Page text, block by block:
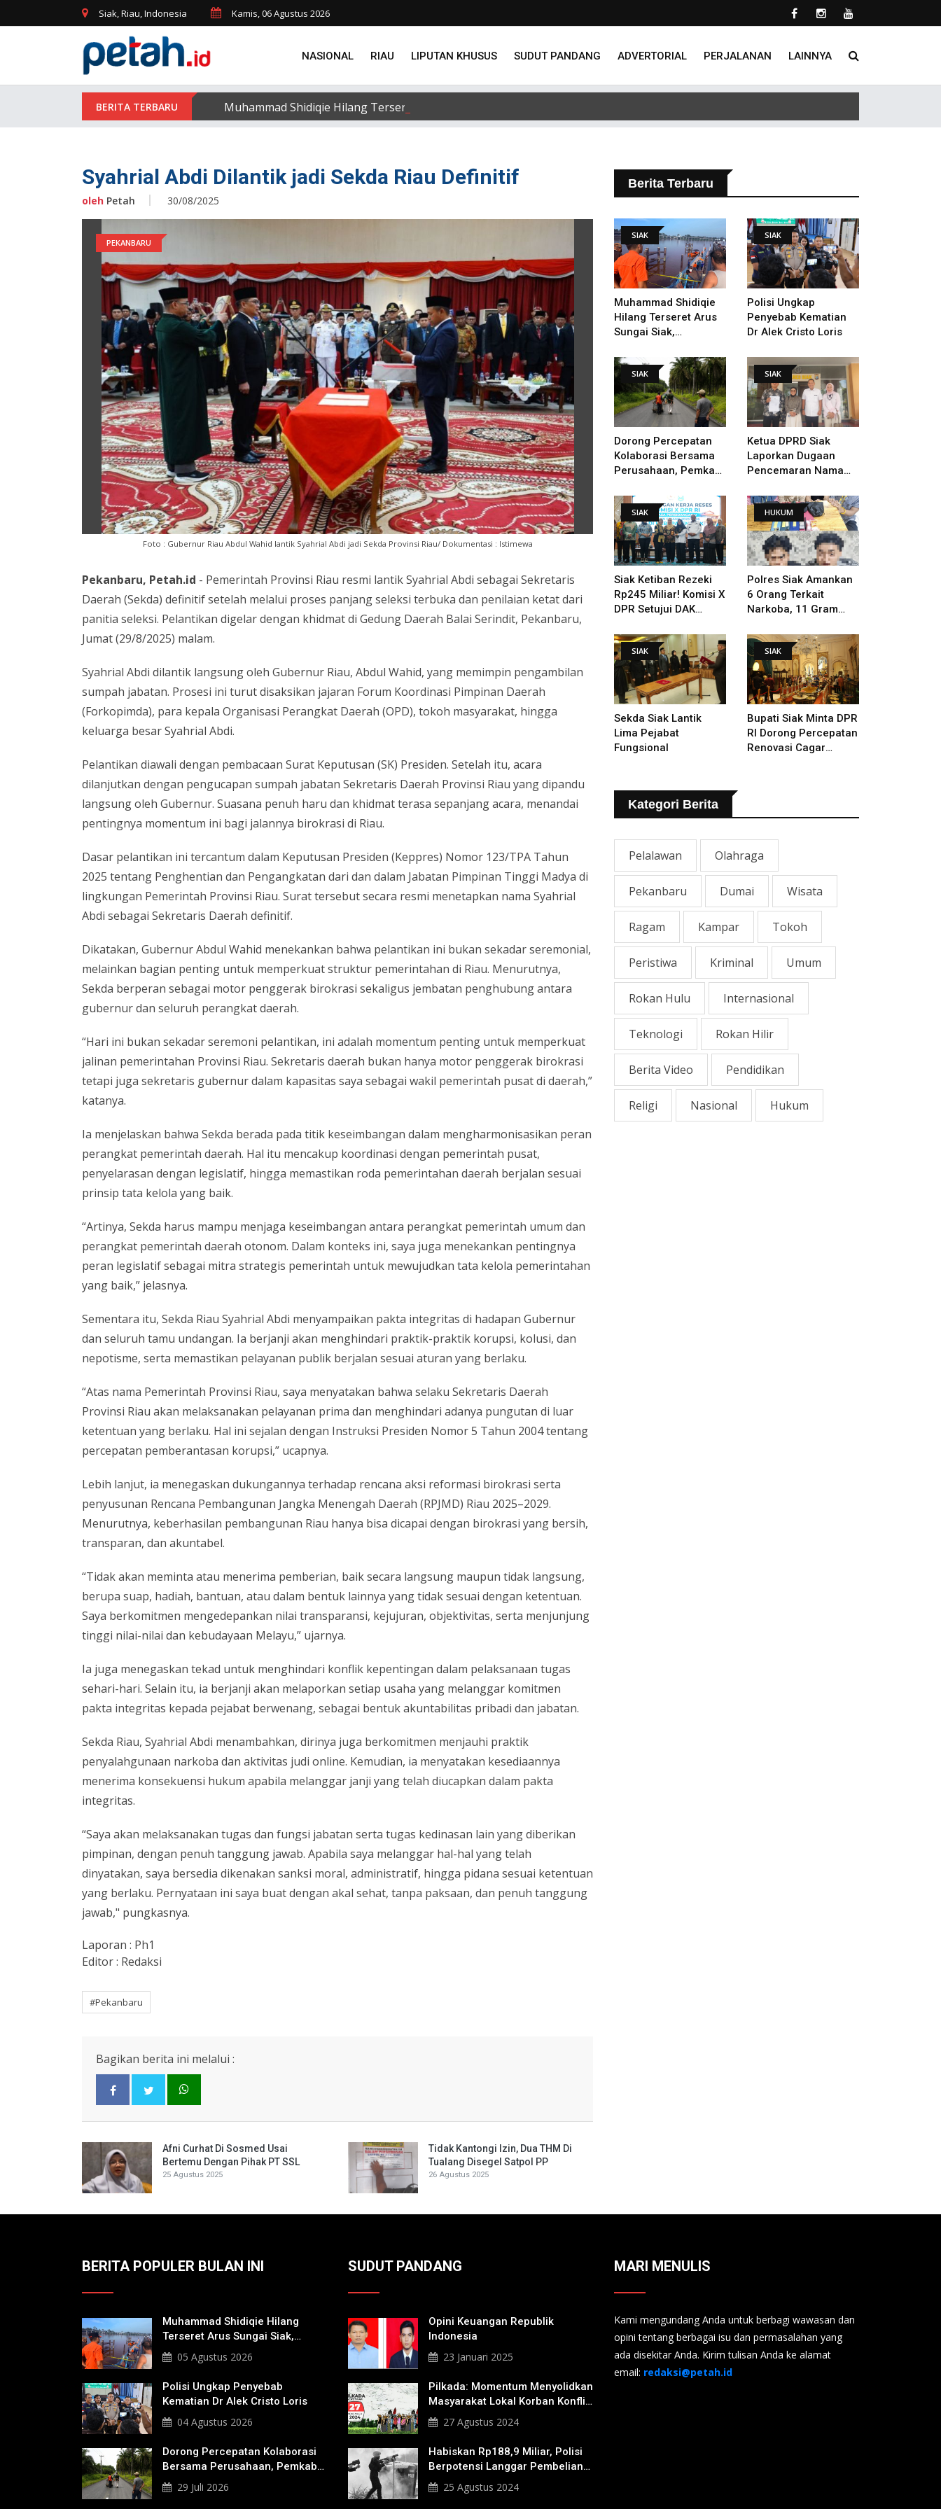
Siak, Riau, Indonesia Kamis, 06 Agustus 2026
NASIONAL RIAU LIPUTAN KHUSUS SUDUT PANDANG ADVERTORIAL PERJALANAN LAINNYA
Muhammad Shidiqie Hilang Terseret Arus Sungai Siak, Penacarian Terus Dilakukan
Syahrial Abdi Dilantik jadi Sekda Riau Definitif
oleh Petah 30/08/2025
PEKANBARU
Foto : Gubernur Riau Abdul Wahid lantik Syahrial Abdi jadi Sekda Provinsi Riau/ Dokumentasi : Istimewa
Pekanbaru, Petah.id - Pemerintah Provinsi Riau resmi lantik Syahrial Abdi sebagai Sekretaris
Daerah (Sekda) definitif setelah melalui proses panjang seleksi terbuka dan penilaian ketat dari
panitia seleksi. Pelantikan digelar dengan khidmat di Gedung Daerah Balai Serindit, Pekanbaru,
Jumat (29/8/2025) malam.
Syahrial Abdi dilantik langsung oleh Gubernur Riau, Abdul Wahid, yang memimpin pengambilan
sumpah jabatan. Prosesi ini turut disaksikan jajaran Forum Koordinasi Pimpinan Daerah
(Forkopimda), para kepala Organisasi Perangkat Daerah (OPD), tokoh masyarakat, hingga
keluarga besar Syahrial Abdi.
Pelantikan diawali dengan pembacaan Surat Keputusan (SK) Presiden. Setelah itu, acara
dilanjutkan dengan pengucapan sumpah jabatan Sekretaris Daerah Provinsi Riau yang dipandu
langsung oleh Gubernur. Suasana penuh haru dan khidmat terasa sepanjang acara, menandai
pentingnya momentum ini bagi jalannya birokrasi di Riau.
Dasar pelantikan ini tercantum dalam Keputusan Presiden (Keppres) Nomor 123/TPA Tahun
2025 tentang Penghentian dan Pengangkatan dari dan dalam Jabatan Pimpinan Tinggi Madya di
lingkungan Pemerintah Provinsi Riau. Surat tersebut secara resmi menetapkan nama Syahrial
Abdi sebagai Sekretaris Daerah definitif.
Dikatakan, Gubernur Abdul Wahid menekankan bahwa pelantikan ini bukan sekadar seremonial,
melainkan bagian penting untuk memperkuat struktur pemerintahan di Riau. Menurutnya,
Sekda berperan sebagai motor penggerak birokrasi sekaligus jembatan penghubung antara
gubernur dan seluruh perangkat daerah.
“Hari ini bukan sekadar seremoni pelantikan, ini adalah momentum penting untuk memperkuat
jalinan pemerintahan Provinsi Riau. Sekretaris daerah bukan hanya motor penggerak birokrasi
tetapi juga sekretaris gubernur dalam kapasitas saya sebagai wakil pemerintah pusat di daerah,”
katanya.
Ia menjelaskan bahwa Sekda berada pada titik keseimbangan dalam mengharmonisasikan peran
perangkat pemerintah daerah. Hal itu mencakup koordinasi dengan pemerintah pusat,
penyelarasan dengan legislatif, hingga memastikan roda pemerintahan daerah berjalan sesuai
prinsip tata kelola yang baik.
“Artinya, Sekda harus mampu menjaga keseimbangan antara perangkat pemerintah umum dan
perangkat pemerintah daerah otonom. Dalam konteks ini, saya juga menekankan pentingnya
peran legislatif sebagai mitra strategis pemerintah untuk mewujudkan tata kelola pemerintahan
yang baik,” jelasnya.
Sementara itu, Sekda Riau Syahrial Abdi menyampaikan pakta integritas di hadapan Gubernur
dan seluruh tamu undangan. Ia berjanji akan menghindari praktik-praktik korupsi, kolusi, dan
nepotisme, serta memastikan pelayanan publik berjalan sesuai aturan yang berlaku.
“Atas nama Pemerintah Provinsi Riau, saya menyatakan bahwa selaku Sekretaris Daerah
Provinsi Riau akan melaksanakan pelayanan prima dan menghindari adanya pungutan di luar
ketentuan yang berlaku. Hal ini sejalan dengan Instruksi Presiden Nomor 5 Tahun 2004 tentang
percepatan pemberantasan korupsi,” ucapnya.
Lebih lanjut, ia menegaskan dukungannya terhadap rencana aksi reformasi birokrasi serta
penyusunan Rencana Pembangunan Jangka Menengah Daerah (RPJMD) Riau 2025–2029.
Menurutnya, keberhasilan pembangunan Riau hanya bisa dicapai dengan birokrasi yang bersih,
transparan, dan akuntabel.
“Tidak akan meminta atau menerima pemberian, baik secara langsung maupun tidak langsung,
berupa suap, hadiah, bantuan, atau dalam bentuk lainnya yang tidak sesuai dengan ketentuan.
Saya berkomitmen mengedepankan nilai transparansi, kejujuran, objektivitas, serta menjunjung
tinggi nilai-nilai dan kebudayaan Melayu,” ujarnya.
Ia juga menegaskan tekad untuk menghindari konflik kepentingan dalam pelaksanaan tugas
sehari-hari. Selain itu, ia berjanji akan melaporkan setiap usaha yang melanggar komitmen
pakta integritas kepada pejabat berwenang, sebagai bentuk akuntabilitas pribadi dan jabatan.
Sekda Riau, Syahrial Abdi menambahkan, dirinya juga berkomitmen menjauhi praktik
penyalahgunaan narkoba dan aktivitas judi online. Kemudian, ia menyatakan kesediaannya
menerima konsekuensi hukum apabila melanggar janji yang telah diucapkan dalam pakta
integritas.
“Saya akan melaksanakan tugas dan fungsi jabatan serta tugas kedinasan lain yang diberikan
pimpinan, dengan penuh tanggung jawab. Apabila saya melanggar hal-hal yang telah
dinyatakan, saya bersedia dikenakan sanksi moral, administratif, hingga pidana sesuai ketentuan
yang berlaku. Pernyataan ini saya buat dengan akal sehat, tanpa paksaan, dan penuh tanggung
jawab," pungkasnya.
Laporan : Ph1
Editor : Redaksi
#Pekanbaru
Bagikan berita ini melalui :
Afni Curhat Di Sosmed Usai
Bertemu Dengan Pihak PT SSL
25 Agustus 2025
Tidak Kantongi Izin, Dua THM Di
Tualang Disegel Satpol PP
26 Agustus 2025
Berita Terbaru
SIAK
Muhammad Shidiqie
Hilang Terseret Arus
Sungai Siak,
Dilakukan
SIAK
Polisi Ungkap
Penyebab Kematian
Dr Alek Cristo Loris
SIAK
Dorong Percepatan
Kolaborasi Bersama
Perusahaan, Pemkab
KITB - Sungai Rawa
Yang Rusak
SIAK
Ketua DPRD Siak
Laporkan Dugaan
Pencemaran Nama
SIAK
Siak Ketiban Rezeki
Rp245 Miliar! Komisi X
DPR Setujui DAK
Pemugaran Istana
HUKUM
Polres Siak Amankan
6 Orang Terkait
Narkoba, 11 Gram
SIAK
Sekda Siak Lantik
Lima Pejabat
Fungsional
SIAK
Bupati Siak Minta DPR
RI Dorong Percepatan
Renovasi Cagar
Kategori Berita
Pelalawan Olahraga
Pekanbaru Dumai Wisata
Ragam Kampar Tokoh
Peristiwa Kriminal Umum
Rokan Hulu Internasional
Teknologi Rokan Hilir
Berita Video Pendidikan
Religi Nasional Hukum
BERITA POPULER BULAN INI
Muhammad Shidiqie Hilang
Terseret Arus Sungai Siak,
Penacarian Terus Dilakukan
05 Agustus 2026
Polisi Ungkap Penyebab
Kematian Dr Alek Cristo Loris
04 Agustus 2026
Dorong Percepatan Kolaborasi
Bersama Perusahaan, Pemkab
Bakal Tangani Jalan KITB -
Sungai Rawa Yang Rusak
29 Juli 2026
SUDUT PANDANG
Opini Keuangan Republik
Indonesia
23 Januari 2025
Pilkada: Momentum Menyolidkan
Masyarakat Lokal Korban Konflik
Agraria27 Agustus 2024
Habiskan Rp188,9 Miliar, Polisi
Berpotensi Langgar Pembelian
Gas Air Mata
25 Agustus 2024
MARI MENULIS
Kami mengundang Anda untuk berbagi wawasan dan
opini tentang berbagai isu dan permasalahan yang
ada disekitar Anda. Kirim tulisan Anda ke alamat
email: redaksi@petah.id